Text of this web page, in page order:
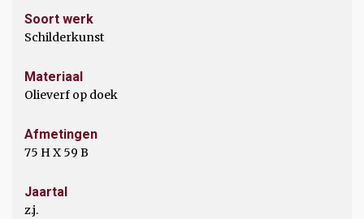
Soort werk
Schilderkunst
Materiaal
Olieverf op doek
Afmetingen
75 H X 59 B
Jaartal
z.j.